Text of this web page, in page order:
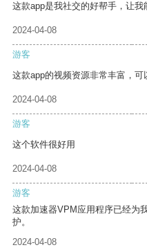
这款app是我社交的好帮手，让我
2024-04-08
游客
这款app的视频资源非常丰富，可
2024-04-08
游客
这个软件很好用
2024-04-08
游客
这款加速器VPM应用程序已经为
护。
2024-04-08